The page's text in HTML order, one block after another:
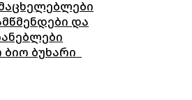
და
ბუხარი